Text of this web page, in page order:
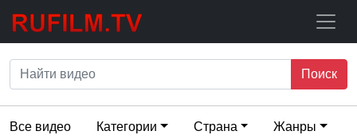
Поиск
Все видео Категории Страна Жанры